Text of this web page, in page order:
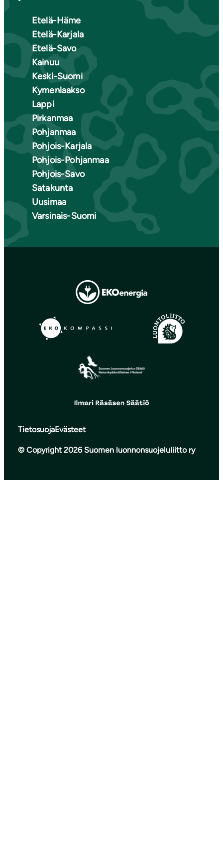
Etelä-Häme
Etelä-Karjala
Etelä-Savo
Kainuu
Keski-Suomi
Kymenlaakso
Lappi
Pirkanmaa
Pohjanmaa
Pohjois-Karjala
Pohjois-Pohjanmaa
Pohjois-Savo
Satakunta
Uusimaa
Varsinais-Suomi
TietosuojaEvästeet
© Copyright 2026 Suomen luonnonsuojeluliitto ry